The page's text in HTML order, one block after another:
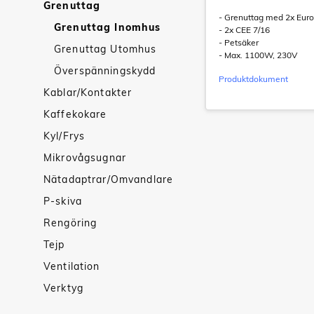
Grenuttag
Grenuttag Inomhus
Grenuttag Utomhus
Överspänningskydd
Kablar/Kontakter
Kaffekokare
Kyl/Frys
Mikrovågsugnar
Nätadaptrar/Omvandlare
P-skiva
Rengöring
Tejp
Ventilation
Verktyg
- Grenuttag med 2x
- 2x CEE 7/16
- Petsäker
- Max. 1100W, 230V
Produktdokument